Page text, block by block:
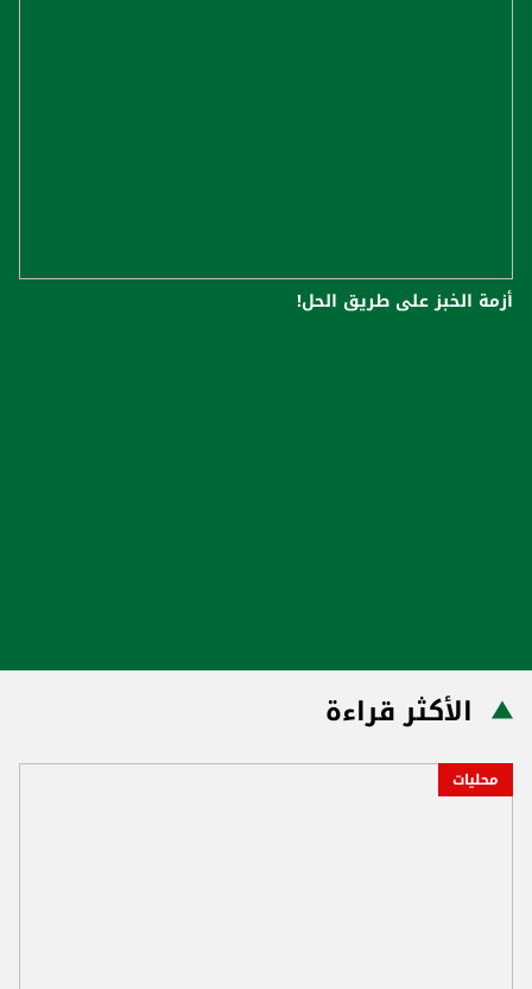
أزمة الخبز على طريق الحل!‏
الأكثر قراءة
محليات